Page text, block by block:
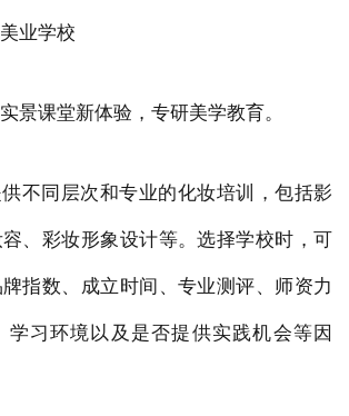
业学校
景课堂新体验，专研美学教育。
不同层次和专业的化妆培训，包括影
、彩妆形象设计等。选择学校时，可
指数、成立时间、专业测评、师资力
学习环境以及是否提供实践机会等因